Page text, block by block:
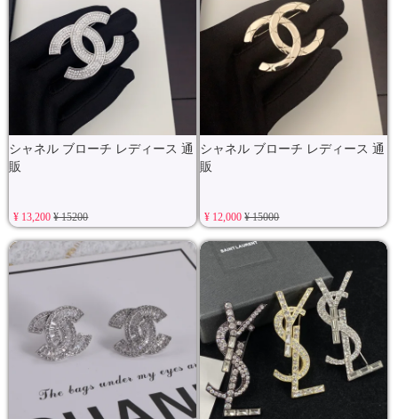
シャネル ブローチ レディース 通
販
¥ 13,200¥ 15200
シャネル ブローチ レディース 通
販
¥ 12,000¥ 15000